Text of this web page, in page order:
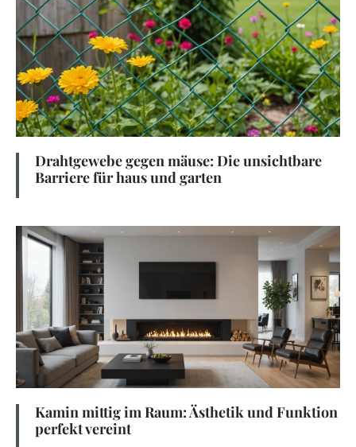
Drahtgewebe gegen mäuse: Die unsichtbare
Barriere für haus und garten
Kamin mittig im Raum: Ästhetik und Funktion
perfekt vereint